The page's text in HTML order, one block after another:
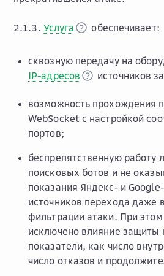
2.1.3. Услуга обеспечивает:
сквозную передачу на
IP-адресов
источников
возможность прохождения
WebSocket с настройкой
портов;
беспрепятственную работу
поисковых ботов и не
показания Яндекс- и
источников перехода даже
фильтрации атаки. При
исключено влияние защиты
показатели, как число
число отказов и